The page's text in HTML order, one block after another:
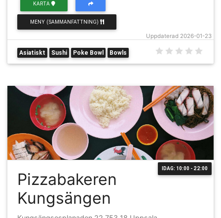
Uppdaterad 2026-01-23
KARTA
MENY (SAMMANFATTNING)
Asiatiskt Sushi Poke Bowl Bowls
IDAG: 10:00 - 22:00
Pizzabakeren
Kungsängen